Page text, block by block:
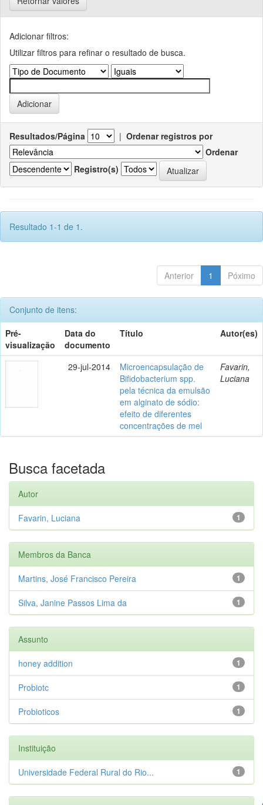
Adicionar filtros:
Utilizar filtros para refinar o resultado de busca.
Resultados/Página | Ordenar registros por
Ordenar
Registro(s)
Resultado 1-1 de 1.
Anterior 1 Póximo
Conjunto de itens:
Pré-
visualização
Data do
documento
Título Autor(es)
29-jul-2014
Microencapsulação de
Bifidobacterium spp.
pela técnica da emulsão
em alginato de sódio:
efeito de diferentes
concentrações de mel
Favarin,
Luciana
Busca facetada
Autor
1
Favarin, Luciana
Membros da Banca
1
Martins, José Francisco Pereira
1
Silva, Janine Passos Lima da
Assunto
1
honey addition
1
Probiotc
1
Probioticos
Instituição
1
Universidade Federal Rural do Rio...